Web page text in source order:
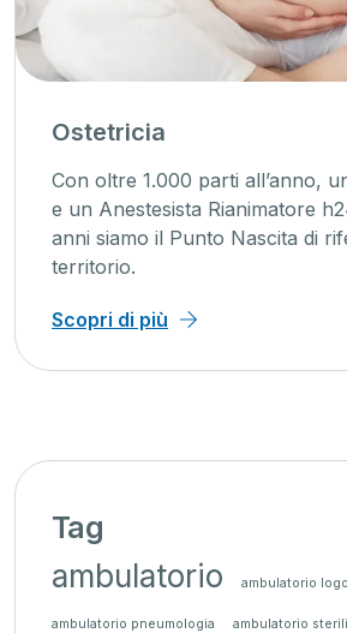
Ostetricia
Con oltre 1.000 parti all’anno,
e un Anestesista Rianimatore
anni siamo il Punto Nascita di
territorio.
Scopri di più
Tag
ambulatorio ambulatorio
ambulatorio pneumologia ambulatorio